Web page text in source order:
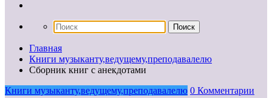
Главная
Книги музыканту,ведущему,преподавалелю
Сборник книг с анекдотами
Книги музыканту,ведущему,преподавалелю 0 Комментарии